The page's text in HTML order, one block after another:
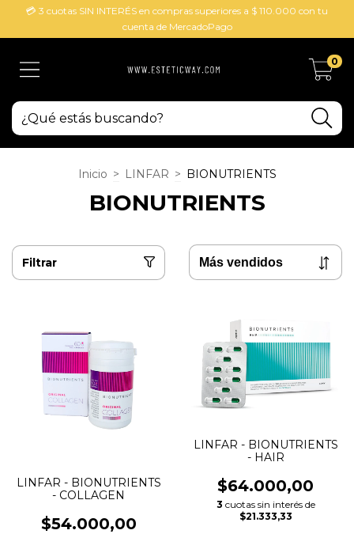
💳 3 cuotas SIN INTERÉS en compras superiores a $ 110.000 con tu
cuenta de MercadoPago
0
Inicio > LINFAR > BIONUTRIENTS
BIONUTRIENTS
Filtrar
LINFAR - BIONUTRIENTS
- COLLAGEN
$54.000,00
LINFAR - BIONUTRIENTS
- HAIR
$64.000,00
3 cuotas sin interés de
$21.333,33